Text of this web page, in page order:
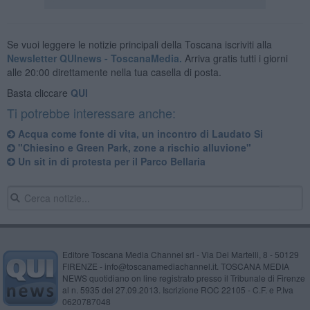
Se vuoi leggere le notizie principali della Toscana iscriviti alla
Newsletter QUInews - ToscanaMedia. Arriva gratis tutti i giorni
alle 20:00 direttamente nella tua casella di posta.
Basta cliccare QUI
Ti potrebbe interessare anche:
Acqua come fonte di vita, un incontro di Laudato Si
"Chiesino e Green Park, zone a rischio alluvione"
Un sit in di protesta per il Parco Bellaria
Editore Toscana Media Channel srl - Via Dei Martelli, 8 - 50129
FIRENZE - info@toscanamediachannel.it. TOSCANA MEDIA
NEWS quotidiano on line registrato presso il Tribunale di Firenze
al n. 5935 del 27.09.2013. Iscrizione ROC 22105 - C.F. e P.Iva
0620787048